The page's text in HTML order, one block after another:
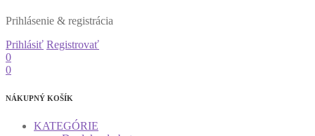
Prihlásenie & registrácia
Prihlásiť Registrovať
0
0
NÁKUPNÝ KOŠÍK
KATEGÓRIE